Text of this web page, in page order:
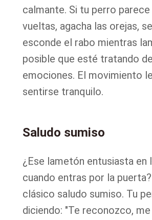
calmante. Si tu perro
vueltas, agacha las orejas,
esconde el rabo mientras
posible que esté tratando
emociones. El movimiento
sentirse tranquilo.
Saludo sumiso
¿Ese lametón entusiasta en
cuando entras por la
clásico saludo sumiso. Tu
diciendo: "Te reconozco,